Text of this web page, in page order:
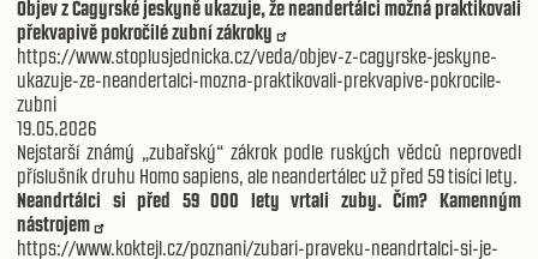
Objev z Čagyrské jeskyně ukazuje, že neandertálci možná praktikovali
překvapivě pokročilé zubní zákroky
https://www.stoplusjednicka.cz/veda/objev-z-cagyrske-jeskyne-
ukazuje-ze-neandertalci-mozna-praktikovali-prekvapive-pokrocile-
zubni
19.05.2026
Nejstarší známý „zubařský“ zákrok podle ruských vědců neprovedl
příslušník druhu Homo sapiens, ale neandertálec už před 59 tisíci lety.
Neandrtálci si před 59 000 lety vrtali zuby. Čím? Kamenným
nástrojem
https://www.koktejl.cz/poznani/zubari-praveku-neandrtalci-si-je-